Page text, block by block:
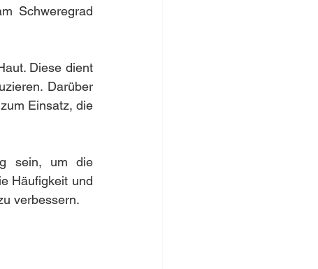
Schweregrad
Diese dient
Darüber
Einsatz, die
sein, um die
Häufigkeit und
verbessern.